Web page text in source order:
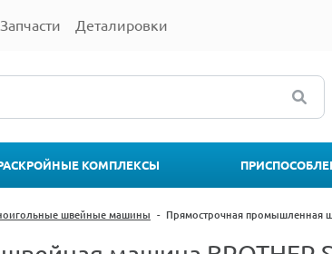
Запчасти Деталировки
КОМПЛЕКСЫ
швейные машины - Прямострочная промышленная